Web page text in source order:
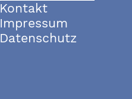
Kontakt
Impressum
Datenschutz